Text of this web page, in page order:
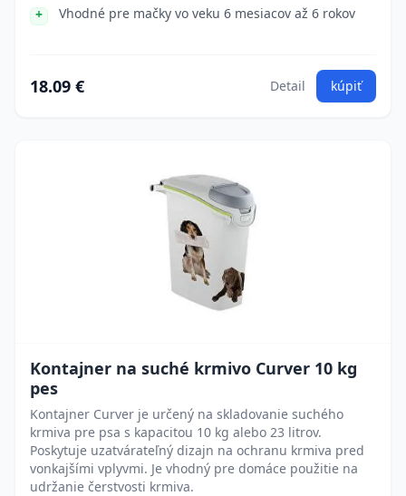
Vhodné pre mačky vo veku 6 mesiacov až 6 rokov
18.09 € Detail kúpiť
Kontajner na suché krmivo Curver 10 kg
pes
Kontajner Curver je určený na skladovanie suchého
krmiva pre psa s kapacitou 10 kg alebo 23 litrov.
Poskytuje uzatvárateľný dizajn na ochranu krmiva pred
vonkajšími vplyvmi. Je vhodný pre domáce použitie na
udržanie čerstvosti krmiva.